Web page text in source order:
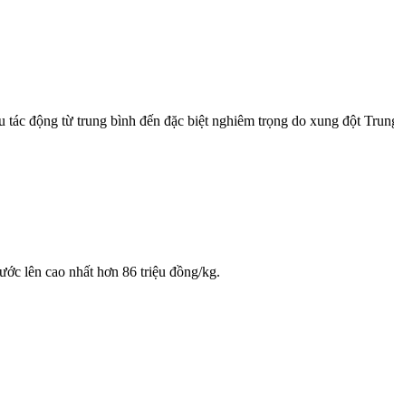
động từ trung bình đến đặc biệt nghiêm trọng do xung đột
lên cao nhất hơn 86 triệu đồng/kg.